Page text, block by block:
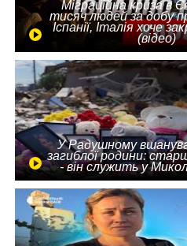
Міграційна криза в
тисяч людей за добу
Іспанії, Італія хоче
(відео)
У Радушному
загиблої родини:
- він служить у